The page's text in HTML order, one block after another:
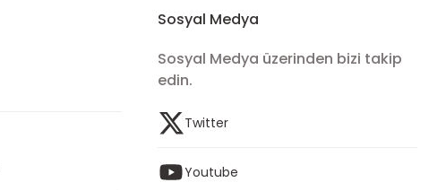
Sosyal Medya
Sosyal Medya üzerinden bizi takip
edin.
Twitter
Youtube